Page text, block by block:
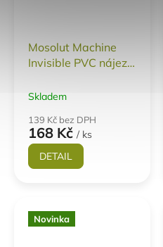
Mosolut Machine
Invisible PVC nájezd
Skladem
139 Kč bez DPH
168 Kč / ks
DETAIL
Novinka